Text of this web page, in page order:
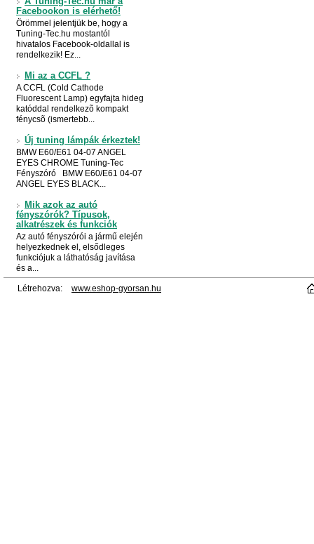
Facebookon is elérhető!
Örömmel jelentjük be, hogy a
Tuning-Tec.hu mostantól
hivatalos Facebook-oldallal is
rendelkezik! Ez...
Mi az a CCFL ?
A CCFL (Cold Cathode
Fluorescent Lamp) egyfajta hideg
katóddal rendelkezõ kompakt
fénycsõ (ismertebb...
Új tuning lámpák érkeztek!
BMW E60/E61 04-07 ANGEL
EYES CHROME Tuning-Tec
Fényszóró BMW E60/E61 04-07
ANGEL EYES BLACK...
Mik azok az autó
fényszórók? Típusok,
alkatrészek és funkciók
Az autó fényszórói a jármű elején
helyezkednek el, elsődleges
funkciójuk a láthatóság javítása
és a...
Létrehozva: www.eshop-gyorsan.hu